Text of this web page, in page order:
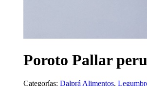
Poroto Pallar
Categorías: Dalprá Alimentos,